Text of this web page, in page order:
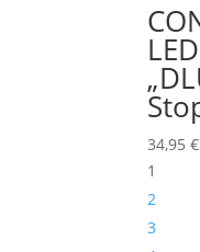
34,95€
1
2
3